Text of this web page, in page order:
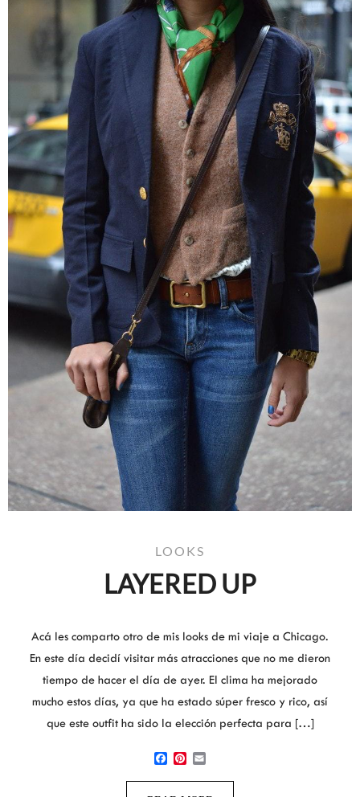
LOOKS
LAYERED UP
Acá les comparto otro de mis looks de mi viaje a Chicago.
En este día decidí visitar más atracciones que no me dieron
tiempo de hacer el día de ayer. El clima ha mejorado
mucho estos días, ya que ha estado súper fresco y rico, así
que este outfit ha sido la elección perfecta para […]